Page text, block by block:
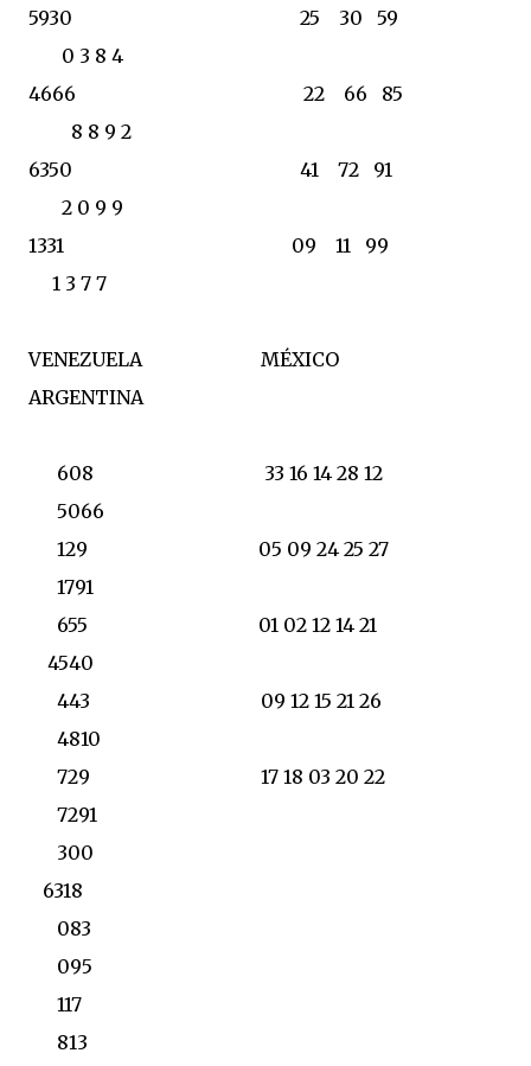
5930 25 30 59
0 3 8 4
4666 22 66 85
8 8 9 2
6350 41 72 91
2 0 9 9
1331 09 11 99
1 3 7 7
VENEZUELA MÉXICO
ARGENTINA
608 33 16 14 28 12
5066
129 05 09 24 25 27
1791
655 01 02 12 14 21
4540
443 09 12 15 21 26
4810
729 17 18 03 20 22
7291
300
6318
083
095
117
813